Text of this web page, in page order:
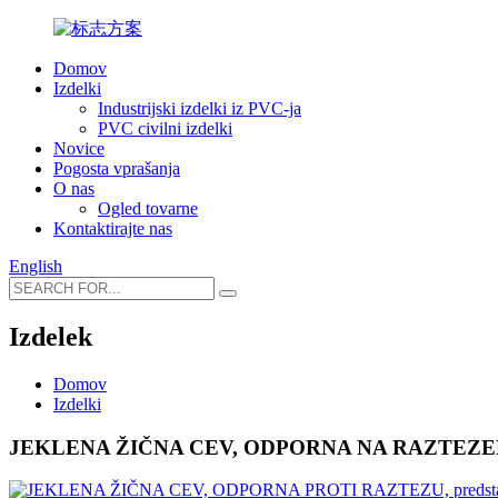
Domov
Izdelki
Industrijski izdelki iz PVC-ja
PVC civilni izdelki
Novice
Pogosta vprašanja
O nas
Ogled tovarne
Kontaktirajte nas
English
Izdelek
Domov
Izdelki
JEKLENA ŽIČNA CEV, ODPORNA NA